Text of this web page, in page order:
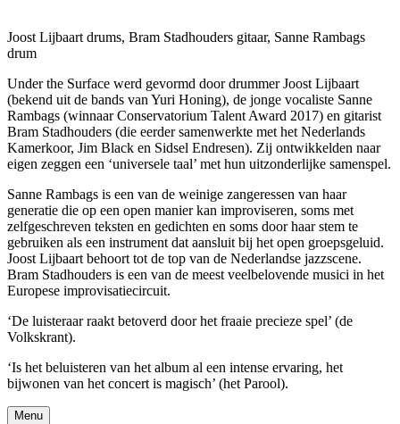
Joost Lijbaart drums, Bram Stadhouders gitaar, Sanne Rambags
drum
Under the Surface werd gevormd door drummer Joost Lijbaart
(bekend uit de bands van Yuri Honing), de jonge vocaliste Sanne
Rambags (winnaar Conservatorium Talent Award 2017) en gitarist
Bram Stadhouders (die eerder samenwerkte met het Nederlands
Kamerkoor, Jim Black en Sidsel Endresen). Zij ontwikkelden naar
eigen zeggen een ‘universele taal’ met hun uitzonderlijke samenspel.
Sanne Rambags is een van de weinige zangeressen van haar
generatie die op een open manier kan improviseren, soms met
zelfgeschreven teksten en gedichten en soms door haar stem te
gebruiken als een instrument dat aansluit bij het open groepsgeluid.
Joost Lijbaart behoort tot de top van de Nederlandse jazzscene.
Bram Stadhouders is een van de meest veelbelovende musici in het
Europese improvisatiecircuit.
‘De luisteraar raakt betoverd door het fraaie precieze spel’ (de
Volkskrant).
‘Is het beluisteren van het album al een intense ervaring, het
bijwonen van het concert is magisch’ (het Parool).
Menu